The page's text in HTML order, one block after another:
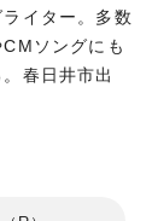
イター。多数
ソングにも
春日井市出